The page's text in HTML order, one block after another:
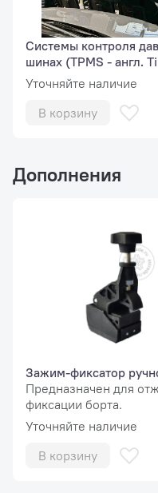
Системы контроля
шинах (TPMS - англ.
Pressure Monitoring
Уточняйте наличие
В корзину
Дополнения
Зажим-фиксатор
Предназначен для
фиксации борта.
Уточняйте наличие
В корзину